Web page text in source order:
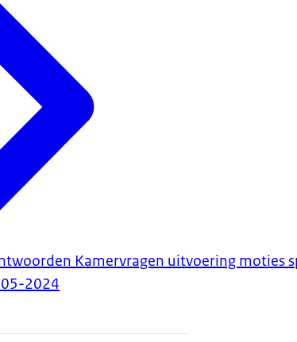
Kamervragen uitvoering moties
2024